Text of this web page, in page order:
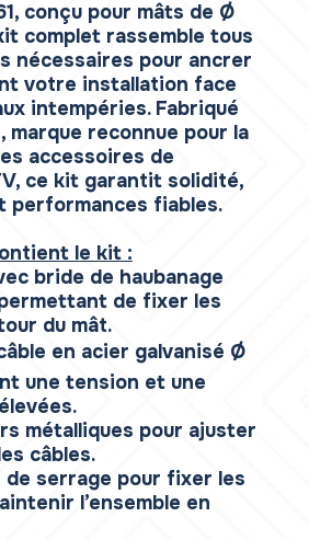
conçu pour mâts de Ø
complet rassemble tous
nécessaires pour ancrer
votre installation face
intempéries. Fabriqué
marque reconnue pour la
accessoires de
ce kit garantit solidité,
performances fiables.
le kit :
bride de haubanage
de fixer les
du mât.
en acier galvanisé Ø
une tension et une
métalliques pour ajuster
câbles.
de serrage pour fixer les
l’ensemble en